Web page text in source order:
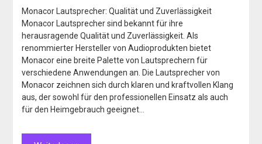
Monacor Lautsprecher: Qualität und Zuverlässigkeit
Monacor Lautsprecher sind bekannt für ihre
herausragende Qualität und Zuverlässigkeit. Als
renommierter Hersteller von Audioprodukten bietet
Monacor eine breite Palette von Lautsprechern für
verschiedene Anwendungen an. Die Lautsprecher von
Monacor zeichnen sich durch klaren und kraftvollen Klang
aus, der sowohl für den professionellen Einsatz als auch
für den Heimgebrauch geeignet…